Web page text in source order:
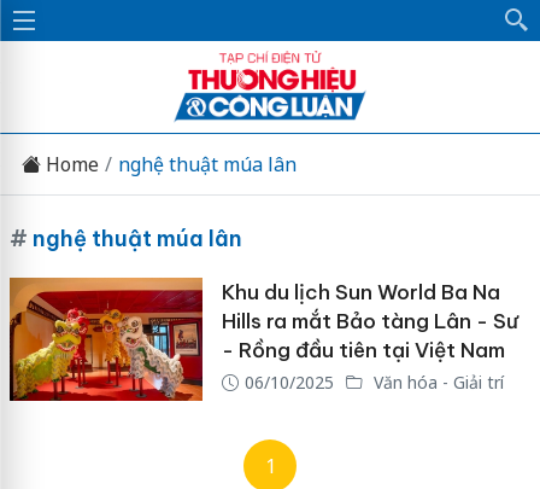
Home nghệ thuật múa lân
# nghệ thuật múa lân
Khu du lịch Sun World Ba Na
Hills ra mắt Bảo tàng Lân - Sư
- Rồng đầu tiên tại Việt Nam
06/10/2025 Văn hóa - Giải trí
1